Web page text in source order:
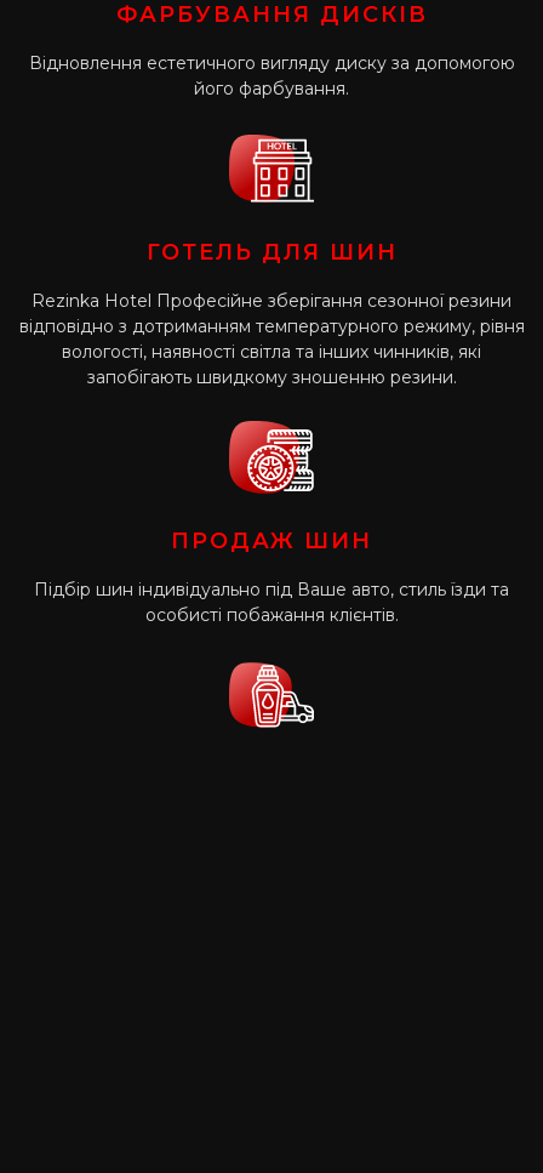
ФАРБУВАННЯ ДИСКІВ
Відновлення естетичного вигляду диску за допомогою
його фарбування.
ГОТЕЛЬ ДЛЯ ШИН
Rezinka Hotel Професійне зберігання сезонної резини
відповідно з дотриманням температурного режиму, рівня
вологості, наявності світла та інших чинників, які
запобігають швидкому зношенню резини.
ПРОДАЖ ШИН
Підбір шин індивідуально під Ваше авто, стиль їзди та
особисті побажання клієнтів.